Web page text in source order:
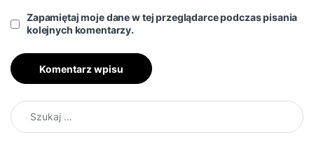
Zapamiętaj moje dane w tej przeglądarce podczas pisania
kolejnych komentarzy.
Szukaj: